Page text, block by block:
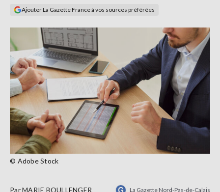
Ajouter La Gazette France à vos sources préférées
© Adobe Stock
ParMARIE BOULLENGER La Gazette Nord-Pas-de-Calais